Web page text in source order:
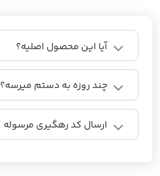
آیا این محصول اصلیه؟
چند روزه به دستم میرسه؟
ارسال کد رهگیری مرسوله